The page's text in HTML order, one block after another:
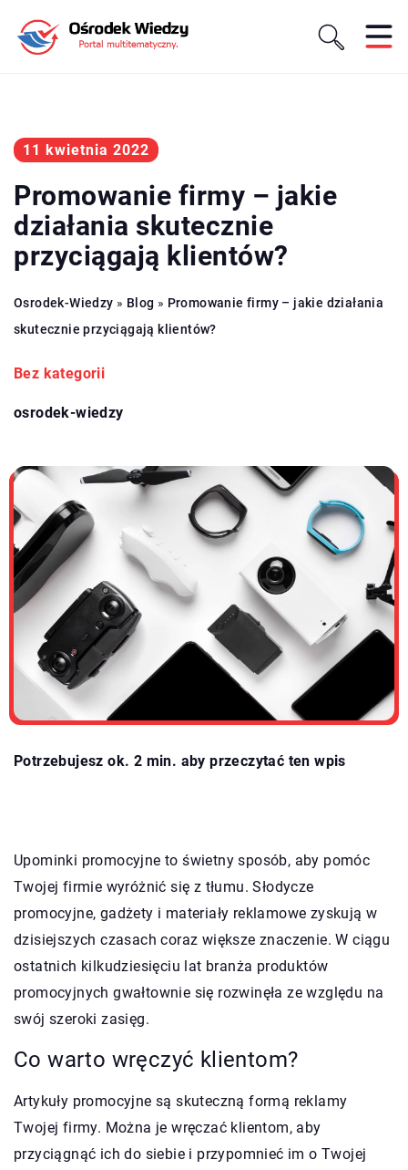
11 kwietnia 2022
Promowanie firmy – jakie
działania skutecznie
przyciągają klientów?
Osrodek-Wiedzy » Blog » Promowanie firmy – jakie działania
skutecznie przyciągają klientów?
Bez kategorii
osrodek-wiedzy
Potrzebujesz ok. 2 min. aby przeczytać ten wpis
Upominki promocyjne to świetny sposób, aby pomóc
Twojej firmie wyróżnić się z tłumu. Słodycze
promocyjne, gadżety i materiały reklamowe zyskują w
dzisiejszych czasach coraz większe znaczenie. W ciągu
ostatnich kilkudziesięciu lat branża produktów
promocyjnych gwałtownie się rozwinęła ze względu na
swój szeroki zasięg.
Co warto wręczyć klientom?
Artykuły promocyjne są skuteczną formą reklamy
Twojej firmy. Można je wręczać klientom, aby
przyciągnąć ich do siebie i przypomnieć im o Twojej